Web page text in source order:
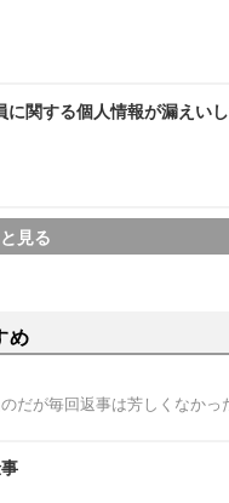
関する個人情報が漏えい
見る
め
だが毎回返事は芳しくなかっ